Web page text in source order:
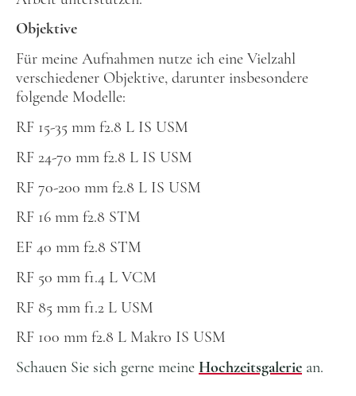
Objektive
Für meine Aufnahmen nutze ich eine Vielzahl
verschiedener Objektive, darunter insbesondere
folgende Modelle:
RF 15-35 mm f2.8 L IS USM
RF 24-70 mm f2.8 L IS USM
RF 70-200 mm f2.8 L IS USM
RF 16 mm f2.8 STM
EF 40 mm f2.8 STM
RF 50 mm f1.4 L VCM
RF 85 mm f1.2 L USM
RF 100 mm f2.8 L Makro IS USM
Schauen Sie sich gerne meine Hochzeitsgalerie an.